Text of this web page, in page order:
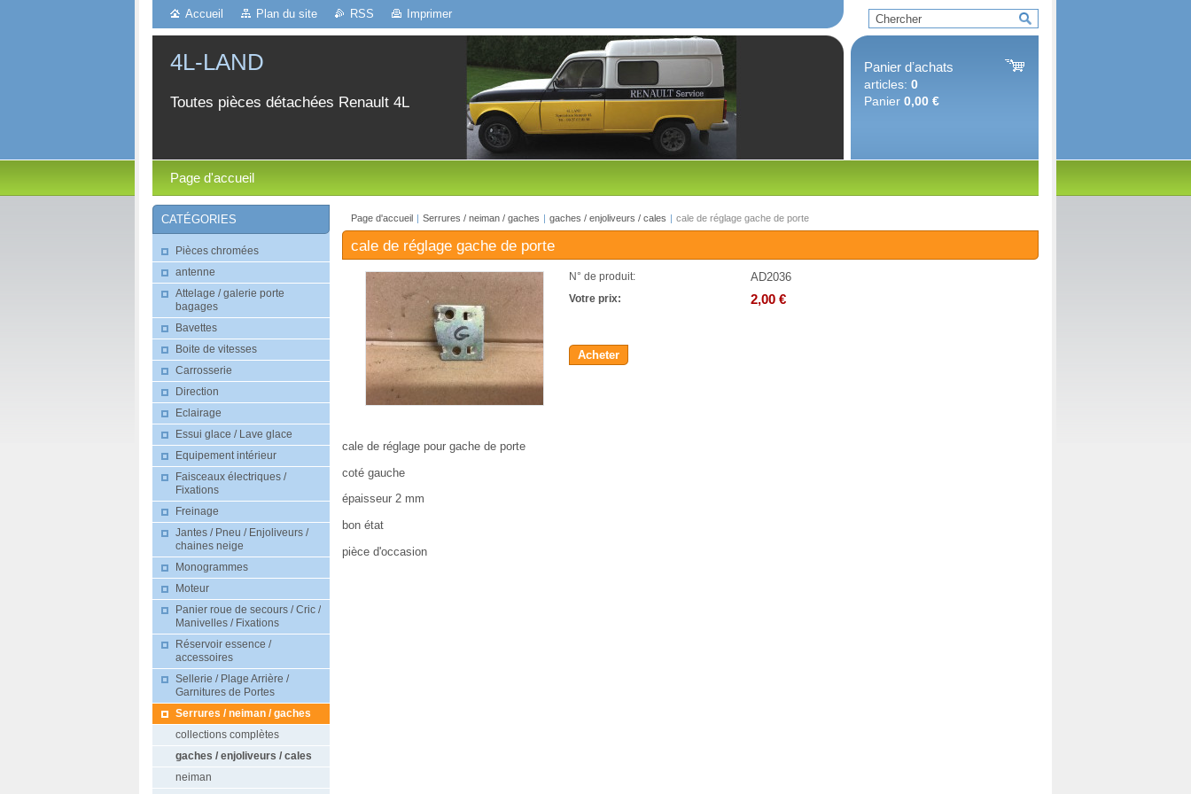
Accueil Plan du site RSS Imprimer
4L-LAND
Toutes pièces détachées Renault 4L
Panier dʼachats
articles: 0
Panier 0,00 €
Page d'accueil
Page d'accueil | Serrures / neiman / gaches | gaches / enjoliveurs / cales | cale de réglage gache de porte
cale de réglage gache de porte
N° de produit: AD2036
Votre prix: 2,00 €
Acheter
cale de réglage pour gache de porte
coté gauche
épaisseur 2 mm
bon état
pièce d'occasion
CATÉGORIES
Pièces chromées
antenne
Attelage / galerie porte
bagages
Bavettes
Boite de vitesses
Carrosserie
Direction
Eclairage
Essui glace / Lave glace
Equipement intérieur
Faisceaux électriques /
Fixations
Freinage
Jantes / Pneu / Enjoliveurs /
chaines neige
Monogrammes
Moteur
Panier roue de secours / Cric /
Manivelles / Fixations
Réservoir essence /
accessoires
Sellerie / Plage Arrière /
Garnitures de Portes
Serrures / neiman / gaches
collections complètes
gaches / enjoliveurs / cales
neiman